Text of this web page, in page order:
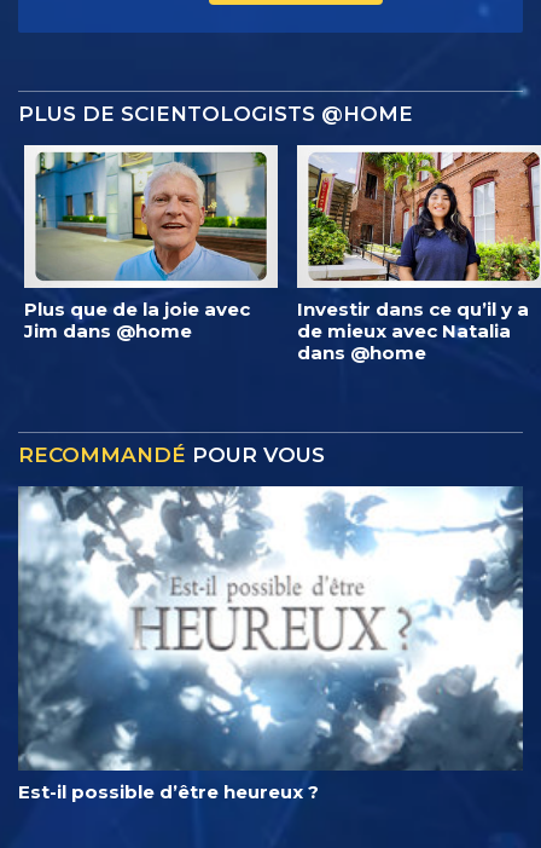
PLUS DE SCIENTOLOGISTS @HOME
Plus que de la joie avec
Jim dans @home
Investir dans ce qu’il y a
de mieux avec Natalia
dans @home
RECOMMANDÉ POUR VOUS
Est-il possible d’être heureux ?